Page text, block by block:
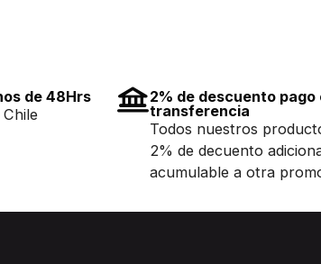
de 48Hrs
2% de descuento pago
transferencia
Todos nuestros
2% de decuento
acumulable a otra